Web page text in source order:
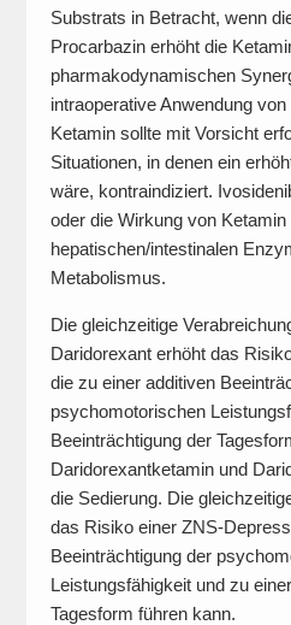
Substrats in Betracht, wenn
Procarbazin erhöht die
pharmakodynamischen
intraoperative Anwendung
Ketamin sollte mit Vorsicht
Situationen, in denen ein
wäre, kontraindiziert.
oder die Wirkung von
hepatischen/intestinalen
Metabolismus.
Die gleichzeitige
Daridorexant erhöht das
die zu einer additiven
psychomotorischen
Beeinträchtigung der
Daridorexantketamin und
die Sedierung. Die
das Risiko einer ZNS-
Beeinträchtigung der
Leistungsfähigkeit und zu
Tagesform führen kann.